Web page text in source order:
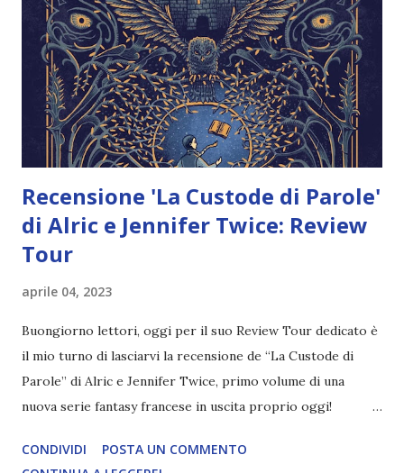
sottopone fin da quando è bambina. Ossessionata dall'idea
di fare della figlia una star, Debbie ha assunto il controllo
maniacale di ogni aspetto della sua vita. E Jennette, pur di
vedere la madre felice e di conquistare il suo amore, è
disposta a rinun...
Recensione 'La Custode di Parole'
di Alric e Jennifer Twice: Review
Tour
aprile 04, 2023
Buongiorno lettori, oggi per il suo Review Tour dedicato è
il mio turno di lasciarvi la recensione de “La Custode di
Parole” di Alric e Jennifer Twice, primo volume di una
nuova serie fantasy francese in uscita proprio oggi!
gentilmente fornita e Silvia per avermi coinvolta
CONDIVIDI
POSTA UN COMMENTO